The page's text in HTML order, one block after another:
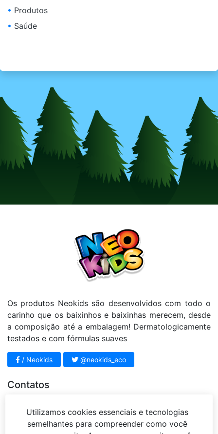
• Produtos
• Saúde
Os produtos Neokids são desenvolvidos com todo o
carinho que os baixinhos e baixinhas merecem, desde
a composição até a embalagem! Dermatologicamente
testados e com fórmulas suaves
/ Neokids @neokids_eco
Contatos
sac@mariahbeleza.com.br
Rua Sena Madureira, 63 – Jardim Vista Alegre –
Utilizamos cookies essenciais e tecnologias
semelhantes para compreender como você